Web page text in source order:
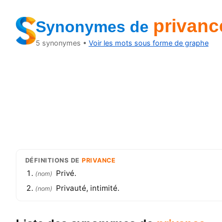
Synonymes de
5 synonymes • Voir les mots sous forme de graphe
DÉFINITIONS DE PRIVANCE
(nom) Privé.
(nom) Privauté, intimité.